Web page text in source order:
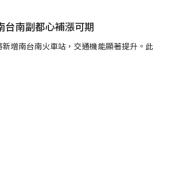
台南副都心補漲可期
增南台南火車站，交通機能顯著提升。此